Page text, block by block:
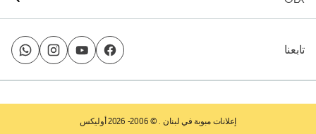
تابعنا
إعلانات مبوبة في لبنان . © 2006- 2026 أوليكس